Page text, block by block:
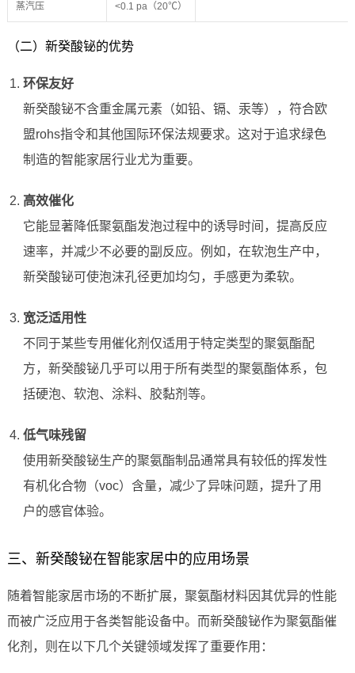
蒸汽压 <0.1 pa（20℃）
（二）新癸酸铋的优势
环保友好
新癸酸铋不含重金属元素（如铅、镉、汞等），符合欧
盟rohs指令和其他国际环保法规要求。这对于追求绿色
制造的智能家居行业尤为重要。
高效催化
它能显著降低聚氨酯发泡过程中的诱导时间，提高反应
速率，并减少不必要的副反应。例如，在软泡生产中，
新癸酸铋可使泡沫孔径更加均匀，手感更为柔软。
宽泛适用性
不同于某些专用催化剂仅适用于特定类型的聚氨酯配
方，新癸酸铋几乎可以用于所有类型的聚氨酯体系，包
括硬泡、软泡、涂料、胶黏剂等。
低气味残留
使用新癸酸铋生产的聚氨酯制品通常具有较低的挥发性
有机化合物（voc）含量，减少了异味问题，提升了用
户的感官体验。
三、新癸酸铋在智能家居中的应用场景
随着智能家居市场的不断扩展，聚氨酯材料因其优异的性能
而被广泛应用于各类智能设备中。而新癸酸铋作为聚氨酯催
化剂，则在以下几个关键领域发挥了重要作用：